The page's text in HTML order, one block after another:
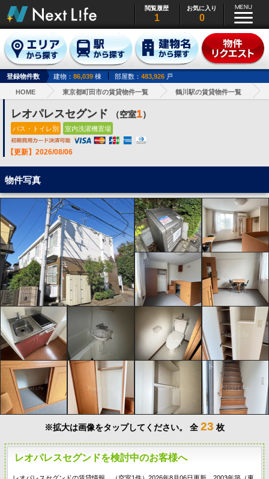
閲覧履歴
1
お気に入り
0
登録物件数 建物： 86,039 棟 部屋数： 483,926 戸
HOME 東京都町田市の賃貸物件一覧 鶴川駅の賃貸物件一覧
レオパレスセグンド （空室1）
バス・トイレ別 室内洗濯機置場
【更新】2026/08/06
物件写真
※拡大は画像をタップしてください。 全 23 枚
レオパレスセグンドを検討中のお客様へ
レオパレスセグンドの賃貸情報。（空室1件）2026年8月06日更新。2003年築（東